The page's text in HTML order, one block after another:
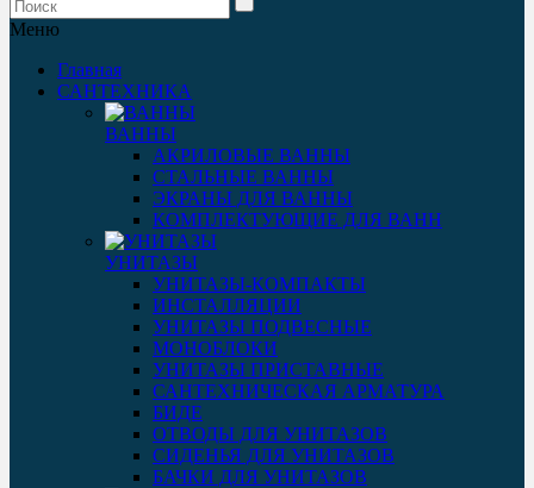
Меню
Главная
САНТЕХНИКА
ВАННЫ
АКРИЛОВЫЕ ВАННЫ
СТАЛЬНЫЕ ВАННЫ
ЭКРАНЫ ДЛЯ ВАННЫ
КОМПЛЕКТУЮЩИЕ ДЛЯ ВАНН
УНИТАЗЫ
УНИТАЗЫ-КОМПАКТЫ
ИНСТАЛЛЯЦИИ
УНИТАЗЫ ПОДВЕСНЫЕ
МОНОБЛОКИ
УНИТАЗЫ ПРИСТАВНЫЕ
САНТЕХНИЧЕСКАЯ АРМАТУРА
БИДЕ
ОТВОДЫ ДЛЯ УНИТАЗОВ
СИДЕНЬЯ ДЛЯ УНИТАЗОВ
БАЧКИ ДЛЯ УНИТАЗОВ